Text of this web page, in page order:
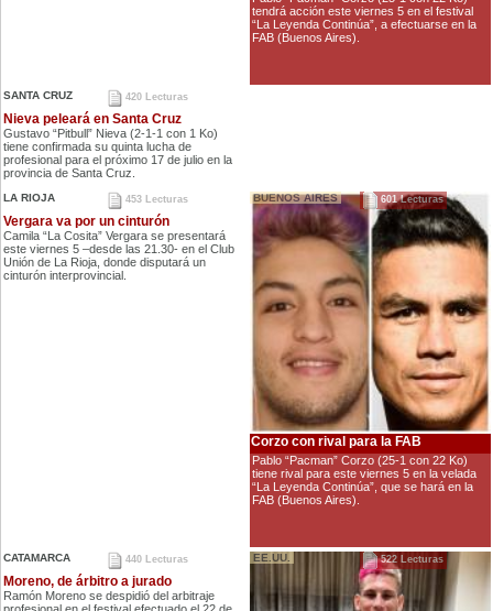
tendrá acción este viernes 5 en el festival
“La Leyenda Continúa”, a efectuarse en la
FAB (Buenos Aires).
SANTA CRUZ 420 Lecturas
Nieva peleará en Santa Cruz
Gustavo “Pitbull” Nieva (2-1-1 con 1 Ko)
tiene confirmada su quinta lucha de
profesional para el próximo 17 de julio en la
provincia de Santa Cruz.
LA RIOJA 453 Lecturas
Vergara va por un cinturón
Camila “La Cosita” Vergara se presentará
este viernes 5 –desde las 21.30- en el Club
Unión de La Rioja, donde disputará un
cinturón interprovincial.
BUENOS AIRES 601 Lecturas
Corzo con rival para la FAB
Pablo “Pacman” Corzo (25-1 con 22 Ko)
tiene rival para este viernes 5 en la velada
“La Leyenda Continúa”, que se hará en la
FAB (Buenos Aires).
CATAMARCA 440 Lecturas
Moreno, de árbitro a jurado
Ramón Moreno se despidió del arbitraje
EE.UU. 522 Lecturas